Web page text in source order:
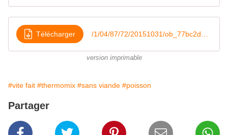
Télécharger
version imprimable
#vite fait #thermomix #sans viande #poisson
Partager